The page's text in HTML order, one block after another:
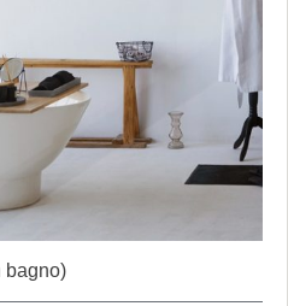
bagno)